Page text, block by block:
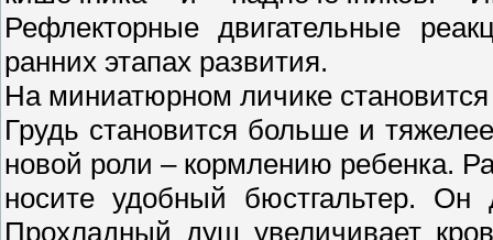
Рефлекторные двигательные
ранних этапах развития.
На миниатюрном личике
Грудь становится больше и
новой роли – кормлению ребенка.
носите удобный бюстгальтер. Он
Прохладный душ увеличивает